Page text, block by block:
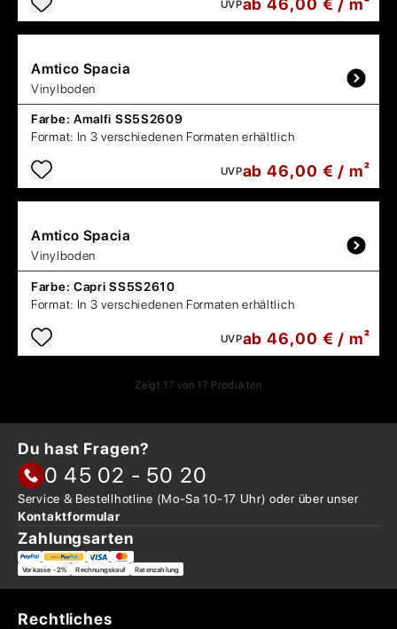
UVPab 46,00 € / m²
Amtico Spacia
Vinylboden
Farbe: Amalfi SS5S2609
Format: In 3 verschiedenen Formaten erhältlich
UVPab 46,00 € / m²
Amtico Spacia
Vinylboden
Farbe: Capri SS5S2610
Format: In 3 verschiedenen Formaten erhältlich
UVPab 46,00 € / m²
Zeigt 17 von 17 Produkten
Du hast Fragen?
0 45 02 - 50 20
Service & Bestellhotline (Mo-Sa 10-17 Uhr) oder überunser
Kontaktformular
Zahlungsarten
Vorkasse -2% Rechnungskauf Ratenzahlung
Rechtliches